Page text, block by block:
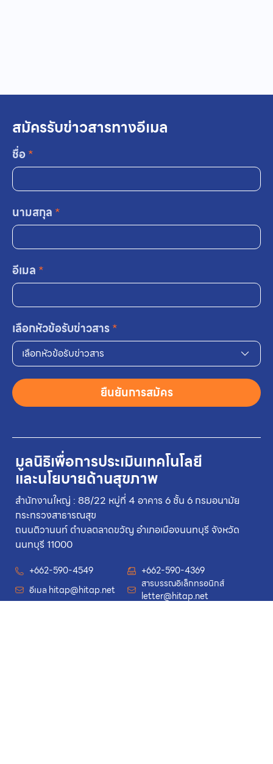
มูลนิธิเพื่อการประเมินเทคโนโลยี
และนโยบายด้านสุขภาพ
สำนักงานใหญ่ : 88/22 หมู่ที่ 4 อาคาร 6 ชั้น 6 กรมอนามัย
กระทรวงสาธารณสุข
ถนนติวานนท์ ตำบลตลาดขวัญ อำเภอเมืองนนทบุรี จังหวัด
นนทบุรี 11000
+662-590-4549
+662-590-4369
อีเมล hitap@hitap.net
สารบรรณอิเล็กทรอนิกส์
letter@hitap.net
สมัครรับข่าวสารทางอีเมล
ชื่อ*
นามสกุล *
อีเมล *
เลือกหัวข้อรับข่าวสาร*
เลือกหัวข้อรับข่าวสาร
ยืนยันการสมัคร